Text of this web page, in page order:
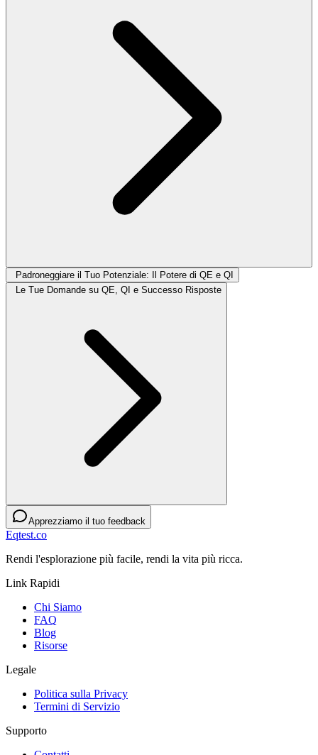
Padroneggiare il Tuo Potenziale: Il Potere di QE e QI
Le Tue Domande su QE, QI e Successo Risposte
Apprezziamo il tuo feedback
Eqtest.co
Rendi l'esplorazione più facile, rendi la vita più ricca.
Link Rapidi
Chi Siamo
FAQ
Blog
Risorse
Legale
Politica sulla Privacy
Termini di Servizio
Supporto